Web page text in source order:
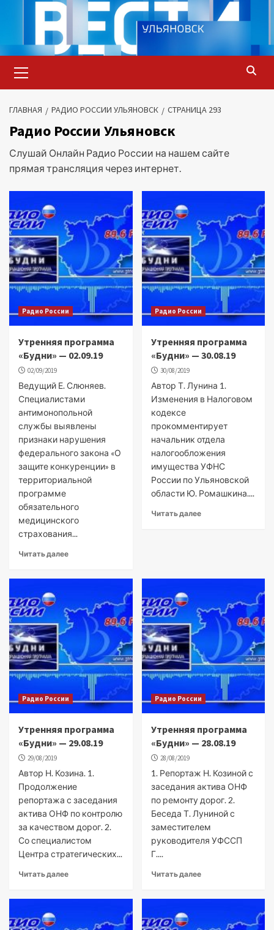
содержимому
меню
ГЛАВНАЯ РАДИО РОССИИ УЛЬЯНОВСК СТРАНИЦА 293
Радио России Ульяновск
Слушай Онлайн Радио России на нашем сайте
прямая трансляция через интернет.
Радио России
Утренняя программа
«Будни» — 02.09.19
02/09/2019
Ведущий Е. Слюняев.
Специалистами
антимонопольной
службы выявлены
признаки нарушения
федерального закона «О
защите конкуренции» в
территориальной
программе
обязательного
медицинского
страхования...
Читать далее
Радио России
Утренняя программа
«Будни» — 30.08.19
30/08/2019
Автор Т. Лунина 1.
Изменения в Налоговом
кодексе
прокомментирует
начальник отдела
налогообложения
имущества УФНС
России по Ульяновской
области Ю. Ромашкина....
Читать далее
Радио России
Утренняя программа
«Будни» — 29.08.19
29/08/2019
Автор Н. Козина. 1.
Продолжение
репортажа с заседания
актива ОНФ по контролю
за качеством дорог. 2.
Со специалистом
Центра стратегических...
Читать далее
Радио России
Утренняя программа
«Будни» — 28.08.19
28/08/2019
1. Репортаж Н. Козиной с
заседания актива ОНФ
по ремонту дорог. 2.
Беседа Т. Луниной с
заместителем
руководителя УФССП
Г....
Читать далее